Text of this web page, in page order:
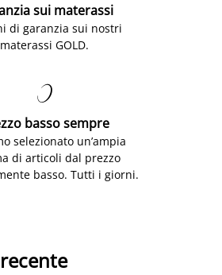
sui materassi
di garanzia sui nostri
materassi GOLD.

basso sempre
selezionato un’ampia
di articoli dal prezzo
basso. Tutti i giorni.